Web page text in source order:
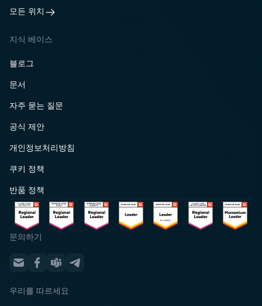
모든 위치
지식 베이스
블로그
문서
자주 묻는 질문
공식 제안
개인정보처리방침
쿠키 정책
반품 정책
문의하기
우리를 따르세요